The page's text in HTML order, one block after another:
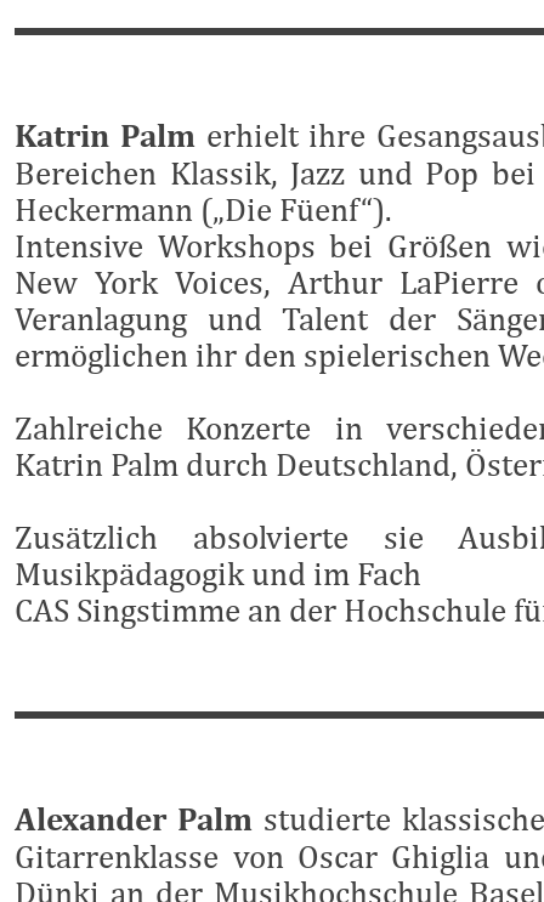
Katrin Palm erhielt ihre
Bereichen Klassik, Jazz und Pop
Heckermann („Die Füenf“).
Intensive Workshops bei Größen
New York Voices, Arthur LaPierre
Veranlagung und Talent der
ermöglichen ihr den spielerischen
Zahlreiche Konzerte in
Katrin Palm durch Deutschland,
Zusätzlich absolvierte sie
Musikpädagogik und im Fach
CAS Singstimme an der Hochschule
Alexander Palm studierte
Gitarrenklasse von Oscar Ghiglia
Dünki an der Musikhochschule